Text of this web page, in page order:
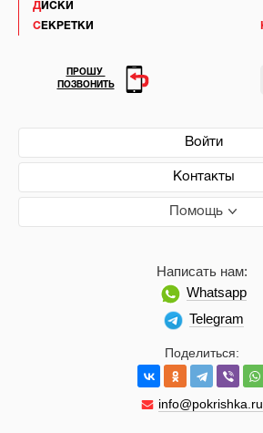
ДИСКИ
СЕКРЕТКИ
Войти
Контакты
Помощь
Поделиться:
info@pokrishka.ru
Написать нам:
Whatsapp
Telegram
ПРОШУ
ПОЗВОНИТЬ